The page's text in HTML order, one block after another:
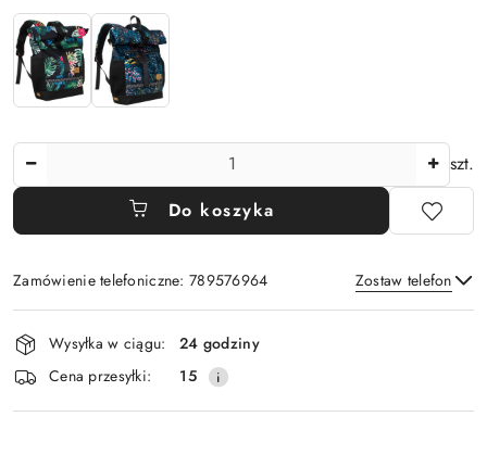
szt.
Do koszyka
Zamówienie telefoniczne: 789576964 Zostaw telefon
Wyślij
Dostępność
i
dostawa
Wysyłka w ciągu:
24 godziny
Cena przesyłki:
15